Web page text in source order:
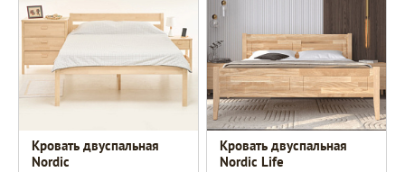
Кровать двуспальная
Nordic
Кровать двуспальная
Nordic Life